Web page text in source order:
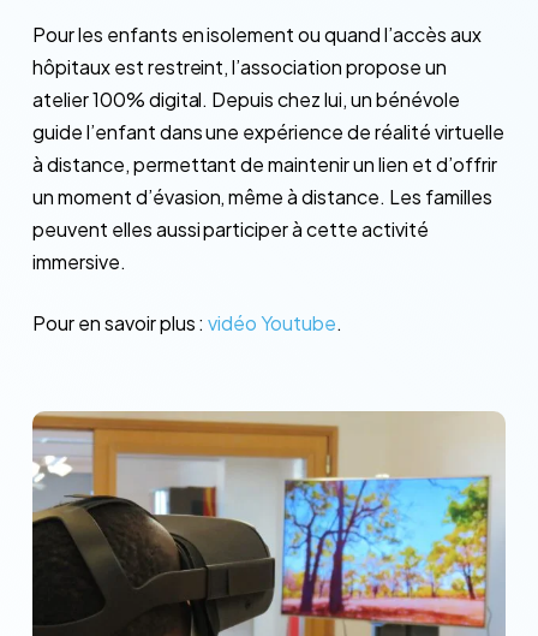
Pour les enfants en isolement ou quand l’accès aux
hôpitaux est restreint, l’association propose un
atelier 100% digital. Depuis chez lui, un bénévole
guide l’enfant dans une expérience de réalité virtuelle
à distance, permettant de maintenir un lien et d’offrir
un moment d’évasion, même à distance. Les familles
peuvent elles aussi participer à cette activité
immersive.
Pour en savoir plus :vidéo Youtube.